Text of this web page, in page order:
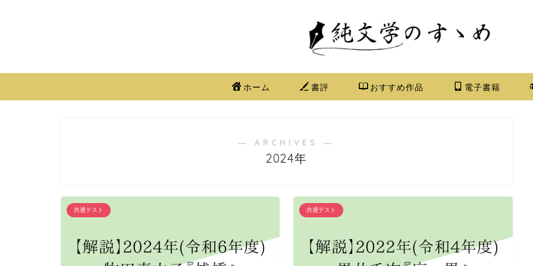
ホーム 書評 おすすめ作品 電子書籍
― ARCHIVES ―
2024年
共通テスト 共通テスト